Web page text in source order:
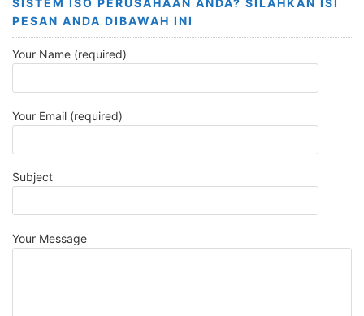
SISTEM ISO PERUSAHAAN ANDA? SILAHKAN ISI
PESAN ANDA DIBAWAH INI
Your Name (required)
Your Email (required)
Subject
Your Message